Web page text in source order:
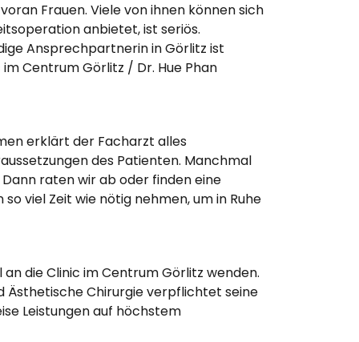
Frauen. Viele von ihnen können sich
anbietet, ist seriös.
Ansprechpartnerin in Görlitz ist
Centrum Görlitz / Dr. Hue Phan
erklärt der Facharzt alles
des Patienten. Manchmal
raten wir ab oder finden eine
viel Zeit wie nötig nehmen, um in Ruhe
die Clinic im Centrum Görlitz wenden.
Ästhetische Chirurgie verpflichtet seine
Leistungen auf höchstem